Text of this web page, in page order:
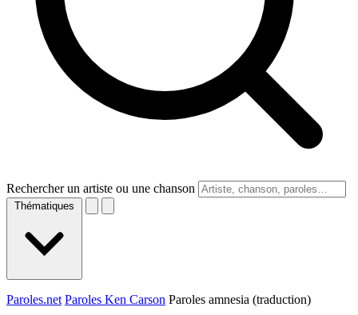
Rechercher un artiste ou une chanson
Thématiques
Paroles.net Paroles Ken Carson Paroles amnesia (traduction)